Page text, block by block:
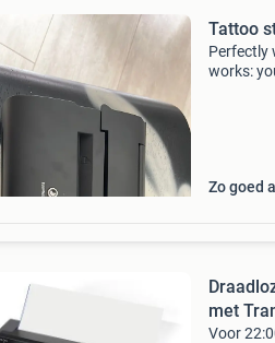
Tattoo
Perfectly
works:
Zo goed
met
Voor